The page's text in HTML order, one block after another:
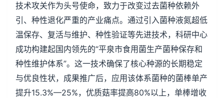
技术攻关作为头号使命，致力于改变过去菌种依赖外
引、种性退化严重的产业痛点。通过引入菌种液氮超低
温保存、复活与维护、种性验证等先进技术，科研中心
成功构建起国内领先的“平泉市食用菌生产菌种保存和
种性维护体系”。这一技术确保了核心种源的长期稳定
与优良性状，成果推广后，应用该体系菌种的菌棒单产
提升15.3%—25%，优质菇率提高80%以上，单棒增收